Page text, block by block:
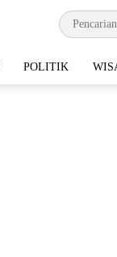
POLITIK